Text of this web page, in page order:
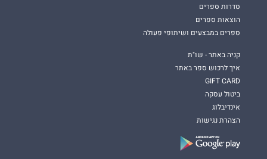
סדרות ספרים
הוצאות ספרים
ספרים במבצעים ושיתופי פעולה
קניה באתר - שו"ת
איך לרכוש ספר באתר
GIFT CARD
ביטול עסקה
אינדיבלוג
הצהרת נגישות